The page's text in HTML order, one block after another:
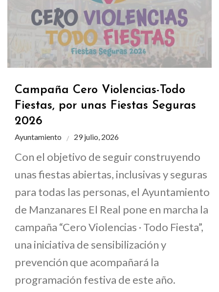
Campaña Cero Violencias-Todo
Fiestas, por unas Fiestas Seguras
2026
Ayuntamiento 29 julio, 2026
Con el objetivo de seguir construyendo
unas fiestas abiertas, inclusivas y seguras
para todas las personas, el Ayuntamiento
de Manzanares El Real pone en marcha la
campaña “Cero Violencias · Todo Fiesta”,
una iniciativa de sensibilización y
prevención que acompañará la
programación festiva de este año.